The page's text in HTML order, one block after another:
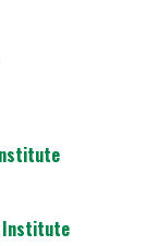
Institute